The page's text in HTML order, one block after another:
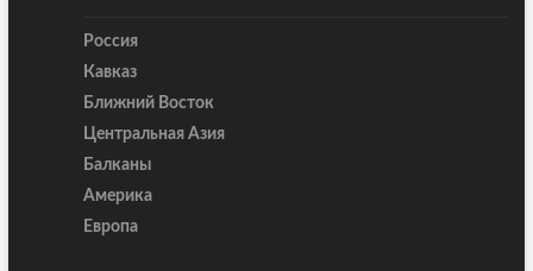
Россия
Кавказ
Ближний Восток
Центральная Азия
Балканы
Америка
Европа